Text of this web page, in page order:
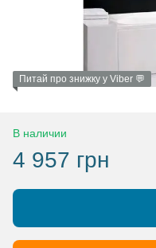
Питай про знижку у Viber 💬
В наличии
4 957 грн